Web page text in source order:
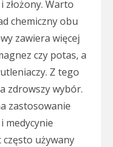
Warto
chemiczny obu
zawiera więcej
czy potas, a
Z tego
zdrowszy wybór.
zastosowanie
medycynie
używany